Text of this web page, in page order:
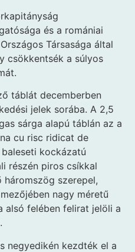
és a romániai
Társasága által
csökkentsék a súlyos
táblát decemberben
jelek sorába. A 2,5
sárga alapú táblán az a
cu risc ridicat de
kockázatú
részén piros csíkkal
szerepel,
nagy méretű
alsó felében felirat jelöli a
negyedikén kezdték el a